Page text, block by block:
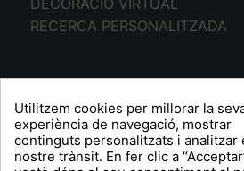
RECERCA PERSONALITZADA
A R T S F I T É
Plaça Barcelona, 6
Utilitzem cookies per millorar la
experiència de navegació, mostrar
continguts personalitzats i analitzar
nostre trànsit. En fer clic a